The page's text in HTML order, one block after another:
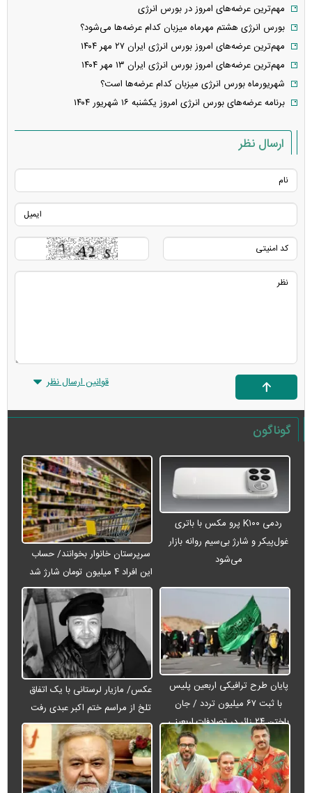
مهم‌ترین عرضه‌های امروز در بورس انرژی
بورس انرژی هشتم مهرماه میزبان کدام عرضه‌ها می‌شود؟
مهم‌ترین عرضه‌های امروز بورس انرژی ایران ۲۷ مهر ۱۴۰۴
مهم‌ترین عرضه‌های امروز بورس انرژی ایران ۱۳ مهر ۱۴۰۴
شهریورماه بورس انرژی میزبان کدام عرضه‌ها است؟
برنامه عرضه‌های بورس انرژی امروز یکشنبه ۱۶ شهریور ۱۴۰۴
ارسال نظر
قوانین ارسال نظر
گوناگون
ردمی K۱۰۰ پرو مکس با باتری
غول‌پیکر و شارژ بی‌سیم روانه بازار
می‌شود
سرپرستان خانوار بخوانند/ حساب
این افراد ۴ میلیون تومان شارژ شد
پایان طرح ترافیکی اربعین پلیس
با ثبت ۶۷ میلیون تردد / جان
باختن ۲۴ زائر در تصادفات اربعینی
عکس/ مازیار لرستانی با یک اتفاق
تلخ از مراسم ختم اکبر عبدی رفت